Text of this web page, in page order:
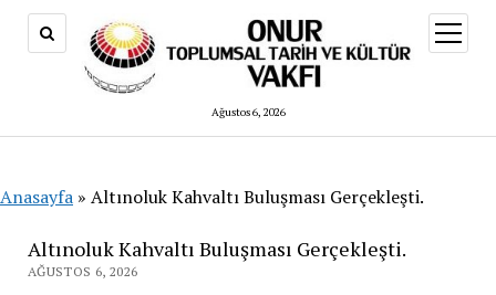
Ağustos 6, 2026
aç
Anasayfa » Altınoluk Kahvaltı Buluşması Gerçekleşti.
Altınoluk Kahvaltı Buluşması Gerçekleşti.
AĞUSTOS 6, 2026